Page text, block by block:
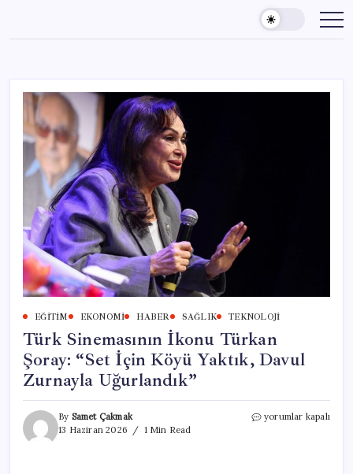
content
EĞITIM EKONOMI HABER SAĞLIK TEKNOLOJI
Türk Sinemasının İkonu Türkan
Şoray: “Set İçin Köyü Yaktık, Davul
Zurnayla Uğurlandık”
By Samet Çakmak
13 Haziran 2026
1 Min Read
Türk
yorumlar kapalı